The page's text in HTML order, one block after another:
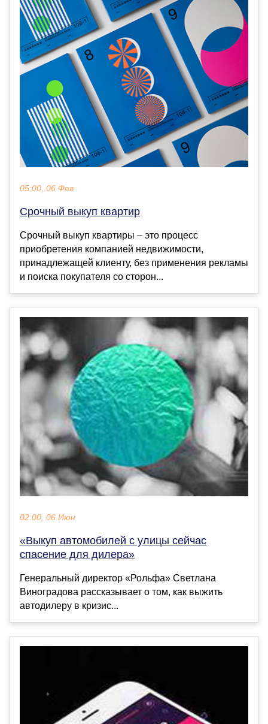
05:00, 06 Фев
Срочный выкуп квартир
Срочный выкуп квартиры – это процесс
приобретения компанией недвижимости,
принадлежащей клиенту, без применения рекламы
и поиска покупателя со сторон...
02:00, 06 Июн
«Выкуп автомобилей с улицы сейчас
спасение для дилера»
Генеральный директор «Рольфа» Светлана
Виноградова рассказывает о том, как выжить
автодилеру в кризис...